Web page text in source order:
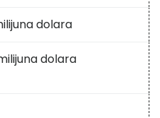
dolara
dolara